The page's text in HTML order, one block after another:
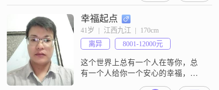
幸福起点
41岁  |  江西九江  |  170cm
离异
8001-12000元
这个世界上总有一个人在等你，总
有一个人给你一个安心的幸福，总